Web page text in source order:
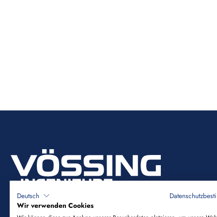
Deutsch
Wir verwenden Cookies